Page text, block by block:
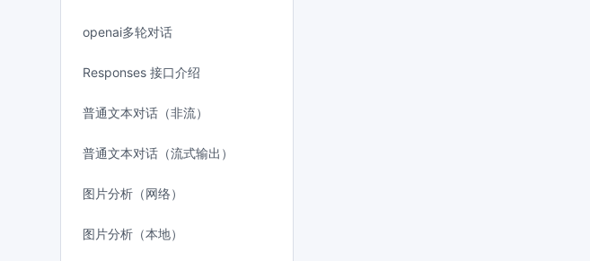
openai多轮对话
Responses 接口介绍
普通文本对话（非流）
普通文本对话（流式输出）
图片分析（网络）
图片分析（本地）